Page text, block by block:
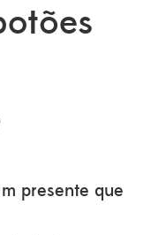
O
é: presente que